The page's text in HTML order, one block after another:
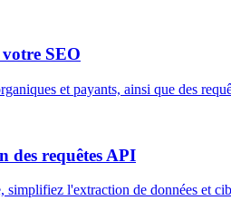
SEO
et payants, ainsi que des
des requêtes API
l'extraction de données et